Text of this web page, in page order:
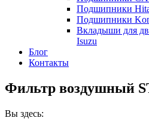
Подшипники
Подшипники
Вкладыши для
Isuzu
Блог
Контакты
Фильтр воздушный
Вы здесь: